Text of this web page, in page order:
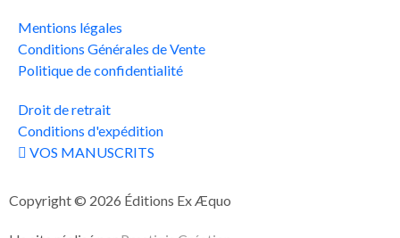
Mentions légales
Conditions Générales de Vente
Politique de confidentialité
Droit de retrait
Conditions d'expédition
VOS MANUSCRITS
Copyright © 2026 Éditions Ex Æquo